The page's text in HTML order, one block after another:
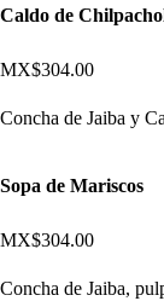
Caldo de
MX$304.00
Concha de Jaiba y
Sopa de Mariscos
MX$304.00
Concha de Jaiba,